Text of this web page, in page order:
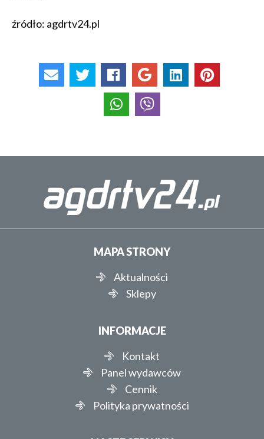
źródło: agdrtv24.pl
MAPA STRONY
Aktualności
Sklepy
INFORMACJE
Kontakt
Panel wydawców
Cennik
Polityka prywatności